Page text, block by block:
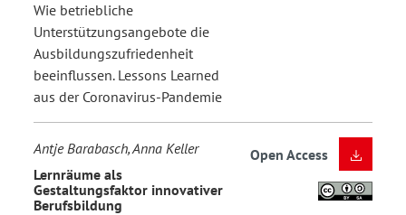
Wie betriebliche
Unterstützungsangebote die
Ausbildungszufriedenheit
beeinflussen. Lessons Learned
aus der Coronavirus-Pandemie
Antje Barabasch, Anna Keller
Lernräume als
Gestaltungsfaktor innovativer
Berufsbildung
Open Access